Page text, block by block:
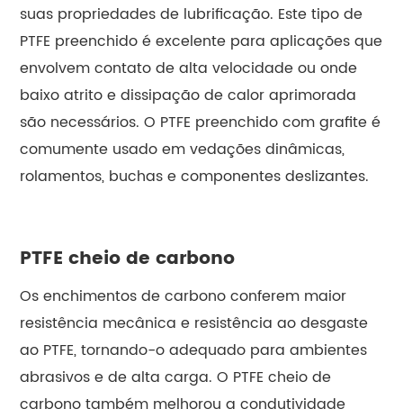
suas propriedades de lubrificação. Este tipo de
PTFE preenchido é excelente para aplicações que
envolvem contato de alta velocidade ou onde
baixo atrito e dissipação de calor aprimorada
são necessários. O PTFE preenchido com grafite é
comumente usado em vedações dinâmicas,
rolamentos, buchas e componentes deslizantes.
PTFE cheio de carbono
Os enchimentos de carbono conferem maior
resistência mecânica e resistência ao desgaste
ao PTFE, tornando-o adequado para ambientes
abrasivos e de alta carga. O PTFE cheio de
carbono também melhorou a condutividade